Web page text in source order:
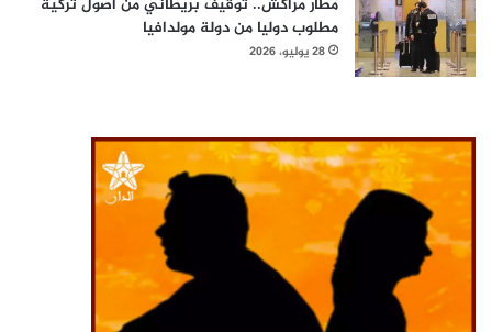
مطلوب دوليا من دولة مولدافيا
28 يوليو، 2026